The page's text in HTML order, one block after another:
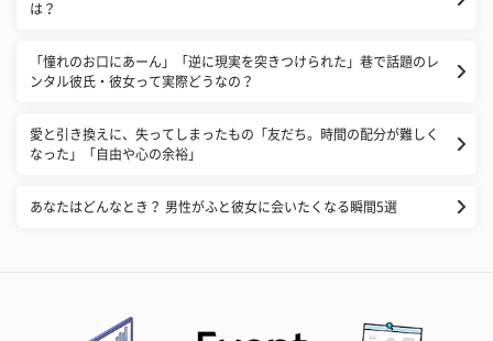
は？
「憧れのお口にあーん」「逆に現実を突きつけられた」巷で話題のレ
ンタル彼氏・彼女って実際どうなの？
愛と引き換えに、失ってしまったもの「友だち。時間の配分が難しく
なった」「自由や心の余裕」
あなたはどんなとき？ 男性がふと彼女に会いたくなる瞬間5選